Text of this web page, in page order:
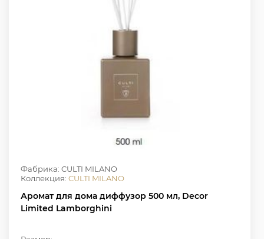
Фабрика: CULTI MILANO
Коллекция: CULTI MILANO
Аромат для дома диффузор 500 мл, Decor
Limited Lamborghini